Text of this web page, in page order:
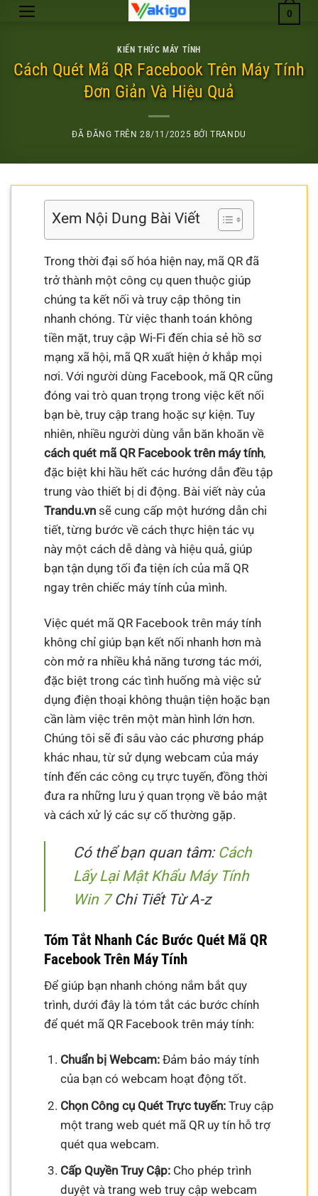
Chuyển
dung
0
KIẾN THỨC MÁY TÍNH
Cách Quét Mã QR Facebook Trên Máy Tính
Đơn Giản Và Hiệu Quả
ĐÃ ĐĂNG TRÊN28/11/2025 BỞITRANDU
Xem Nội Dung Bài Viết
Trong thời đại số hóa hiện nay, mã QR đã
trở thành một công cụ quen thuộc giúp
chúng ta kết nối và truy cập thông tin
nhanh chóng. Từ việc thanh toán không
tiền mặt, truy cập Wi-Fi đến chia sẻ hồ sơ
mạng xã hội, mã QR xuất hiện ở khắp mọi
nơi. Với người dùng Facebook, mã QR cũng
đóng vai trò quan trọng trong việc kết nối
bạn bè, truy cập trang hoặc sự kiện. Tuy
nhiên, nhiều người dùng vẫn băn khoăn về
cách quét mã QR Facebook trên máy tính,
đặc biệt khi hầu hết các hướng dẫn đều tập
trung vào thiết bị di động. Bài viết này của
Trandu.vn sẽ cung cấp một hướng dẫn chi
tiết, từng bước về cách thực hiện tác vụ
này một cách dễ dàng và hiệu quả, giúp
bạn tận dụng tối đa tiện ích của mã QR
ngay trên chiếc máy tính của mình.
Việc quét mã QR Facebook trên máy tính
không chỉ giúp bạn kết nối nhanh hơn mà
còn mở ra nhiều khả năng tương tác mới,
đặc biệt trong các tình huống mà việc sử
dụng điện thoại không thuận tiện hoặc bạn
cần làm việc trên một màn hình lớn hơn.
Chúng tôi sẽ đi sâu vào các phương pháp
khác nhau, từ sử dụng webcam của máy
tính đến các công cụ trực tuyến, đồng thời
đưa ra những lưu ý quan trọng về bảo mật
và cách xử lý các sự cố thường gặp.
Có thể bạn quan tâm: Cách
Lấy Lại Mật Khẩu Máy Tính
Win 7Chi Tiết Từ A-z
Tóm Tắt Nhanh Các Bước Quét Mã QR
Facebook Trên Máy Tính
Để giúp bạn nhanh chóng nắm bắt quy
trình, dưới đây là tóm tắt các bước chính
để quét mã QR Facebook trên máy tính:
Chuẩn bị Webcam:Đảm bảo máy tính
của bạn có webcam hoạt động tốt.
Chọn Công cụ Quét Trực tuyến:Truy cập
một trang web quét mã QR uy tín hỗ trợ
quét qua webcam.
Cấp Quyền Truy Cập:Cho phép trình
duyệt và trang web truy cập webcam